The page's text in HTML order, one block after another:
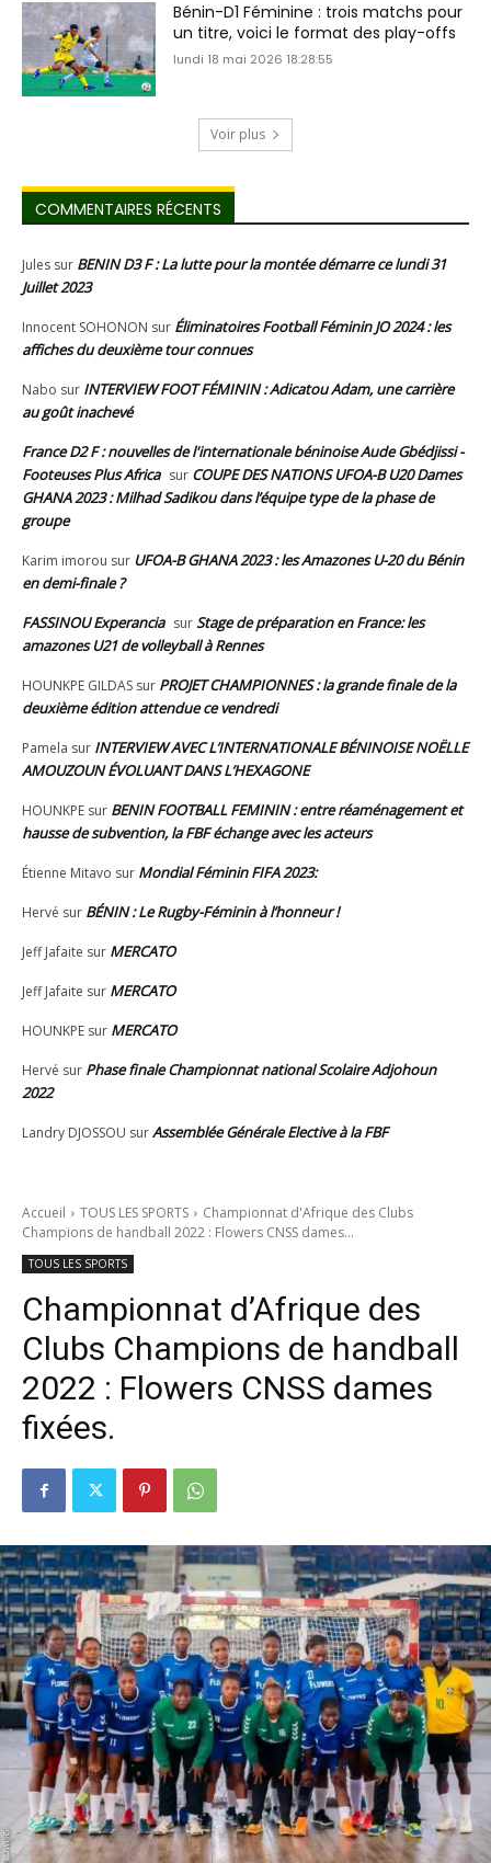
Bénin-D1 Féminine : trois matchs pour
un titre, voici le format des play-offs
lundi 18 mai 2026 18:28:55
Voir plus
COMMENTAIRES RÉCENTS
Jules sur BENIN D3 F : La lutte pour la montée démarre ce lundi 31
Juillet 2023
Innocent SOHONON sur Éliminatoires Football Féminin JO 2024 : les
affiches du deuxième tour connues
Nabo sur INTERVIEW FOOT FÉMININ : Adicatou Adam, une carrière
au goût inachevé
France D2 F : nouvelles de l'internationale béninoise Aude Gbédjissi -
Footeuses Plus Africa sur COUPE DES NATIONS UFOA-B U20 Dames
GHANA 2023 : Milhad Sadikou dans l’équipe type de la phase de
groupe
Karim imorou sur UFOA-B GHANA 2023 : les Amazones U-20 du Bénin
en demi-finale ?
FASSINOU Experancia surStage de préparation en France: les
amazones U21 de volleyball à Rennes
HOUNKPE GILDAS sur PROJET CHAMPIONNES : la grande finale de la
deuxième édition attendue ce vendredi
Pamela sur INTERVIEW AVEC L’INTERNATIONALE BÉNINOISE NOËLLE
AMOUZOUN ÉVOLUANT DANS L’HEXAGONE
HOUNKPE sur BENIN FOOTBALL FEMININ : entre réaménagement et
hausse de subvention, la FBF échange avec les acteurs
Étienne Mitavo sur Mondial Féminin FIFA 2023:
Hervé sur BÉNIN : Le Rugby-Féminin à l’honneur !
Jeff Jafaite sur MERCATO
Jeff Jafaite sur MERCATO
HOUNKPE sur MERCATO
Hervé sur Phase finale Championnat national Scolaire Adjohoun
2022
Landry DJOSSOU surAssemblée Générale Elective à la FBF